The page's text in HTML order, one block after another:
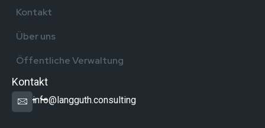
Kontakt
Über uns
Öffentliche Verwaltung
Kontakt
info@langguth.consulting